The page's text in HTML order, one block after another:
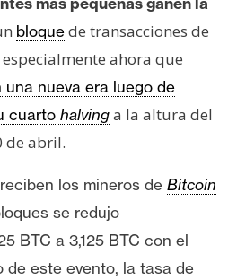
bloquede transacciones de
especialmente ahora que
una nueva era luego de
cuarto halvinga la altura del
de abril.
los mineros de Bitcoin
se redujo
BTC a 3,125 BTC con el
de este evento, la tasa de